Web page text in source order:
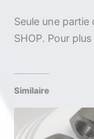
Seule une
SHOP. Pour
Similaire